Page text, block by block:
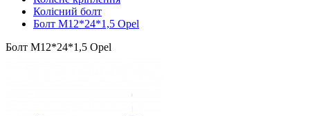
Колісний болт
Болт M12*24*1,5 Opel
Болт M12*24*1,5 Opel